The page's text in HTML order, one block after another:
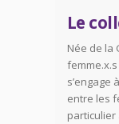
Le
Née de la
s’engage
entre les
particulier